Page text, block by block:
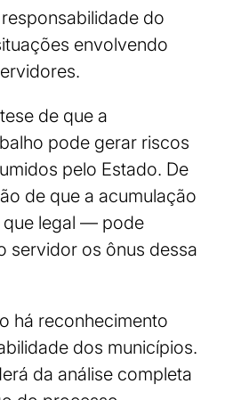
do
envolvendo
de que a
pode gerar riscos
pelo Estado. De
de que a acumulação
legal — pode
servidor os ônus dessa
há reconhecimento
dos municípios.
da análise completa